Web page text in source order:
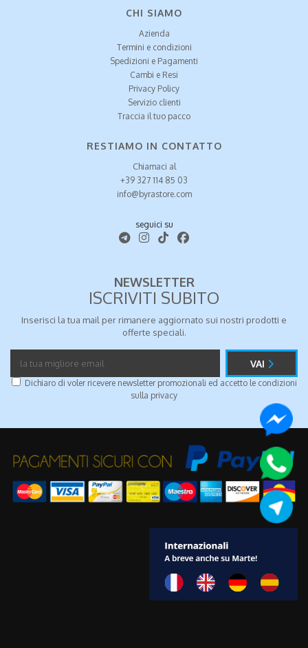
CHI SIAMO
Azienda
Termini e condizioni
Spedizioni e Pagamenti
Cambi e Resi
Privacy Policy
Servizio clienti
Traccia il tuo pacco
RESTIAMO IN CONTATTO
Chiamaci al
+39 327 114 85 03
info@byrastore.com
seguici su
NEWSLETTER
ISCRIVITI SUBITO
Inserisci la tua mail per rimanere aggiornato sui nostri prodotti e
offerte speciali.
VAI
Dichiaro di voler ricevere newsletter promozionali ed accetto le condizioni
sulla privacy